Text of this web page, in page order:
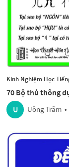
Kinh Nghiệm Học
70 Bộ thủ thông
U
Uông Trâm •